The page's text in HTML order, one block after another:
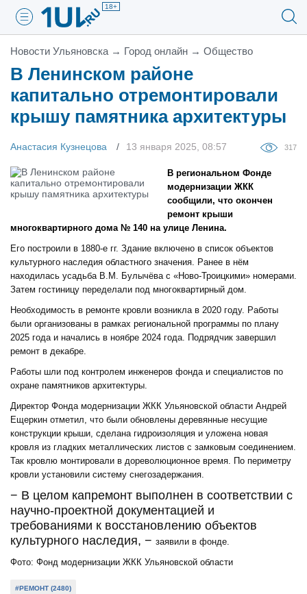
18+
Новости Ульяновска → Город онлайн → Общество
В Ленинском районе
капитально отремонтировали
крышу памятника архитектуры
Анастасия Кузнецова 13 января 2025, 08:57 317
В региональном Фонде
модернизации ЖКК
сообщили, что окончен
ремонт крыши
многоквартирного дома № 140 на улице Ленина.
Его построили в 1880-е гг. Здание включено в список объектов
культурного наследия областного значения. Ранее в нём
находилась усадьба В.М. Булычёва с «Ново-Троицкими» номерами.
Затем гостиницу переделали под многоквартирный дом.
Необходимость в ремонте кровли возникла в 2020 году. Работы
были организованы в рамках региональной программы по плану
2025 года и начались в ноябре 2024 года. Подрядчик завершил
ремонт в декабре.
Работы шли под контролем инженеров фонда и специалистов по
охране памятников архитектуры.
Директор Фонда модернизации ЖКК Ульяновской области Андрей
Ещеркин отметил, что были обновлены деревянные несущие
конструкции крыши, сделана гидроизоляция и уложена новая
кровля из гладких металлических листов с замковым соединением.
Так кровлю монтировали в дореволюционное время. По периметру
кровли установили систему снегозадержания.
− В целом капремонт выполнен в соответствии с
научно-проектной документацией и
требованиями к восстановлению объектов
культурного наследия, − заявили в фонде.
Фото: Фонд модернизации ЖКК Ульяновской области
#РЕМОНТ (2480)